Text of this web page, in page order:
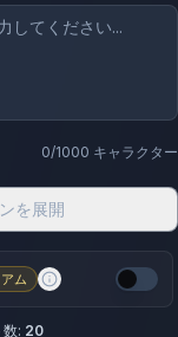
0/1000 キャラクター
を展開
ム
: 20